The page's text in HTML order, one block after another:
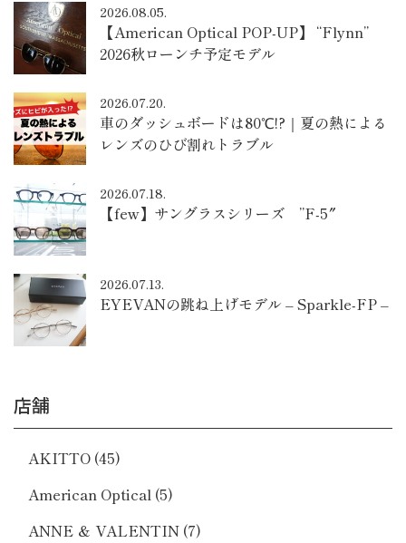
2026.08.05.
【American Optical POP-UP】 “Flynn”
2026秋ローンチ予定モデル
2026.07.20.
車のダッシュボードは80℃!?｜夏の熱による
レンズのひび割れトラブル
2026.07.18.
【few】サングラスシリーズ ”F-5″
2026.07.13.
EYEVANの跳ね上げモデル – Sparkle-FP –
店舗
AKITTO (45)
American Optical (5)
ANNE ＆ VALENTIN (7)